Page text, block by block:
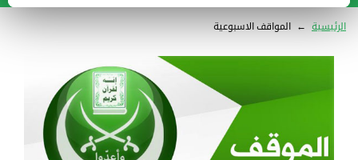
الرئيسية ← المواقف الاسبوعية